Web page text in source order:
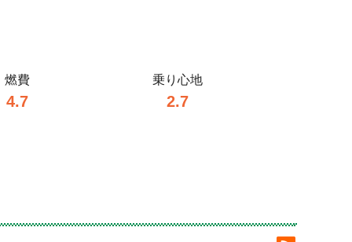
乗り心地
2.7
燃費
4.7